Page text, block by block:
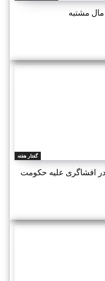
مشتبه
گفتار هفته
افشاگری علیه حکومت